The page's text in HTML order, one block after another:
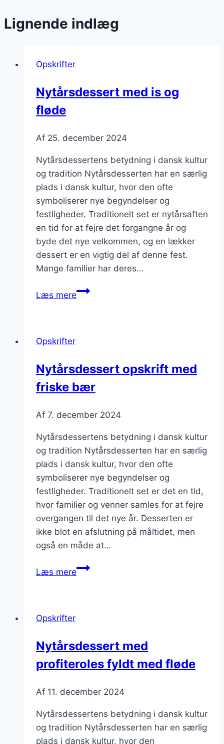
Lignende indlæg
Opskrifter
Nytårsdessert med is og
fløde
Af 25. december 2024
Nytårsdessertens betydning i dansk kultur
og tradition Nytårsdesserten har en særlig
plads i dansk kultur, hvor den ofte
symboliserer nye begyndelser og
festligheder. Traditionelt set er nytårsaften
en tid for at fejre det forgangne år og
byde det nye velkommen, og en lækker
dessert er en vigtig del af denne fest.
Mange familier har deres…
Læs mereNytårsdessert
Opskrifter
Nytårsdessert opskrift med
friske bær
Af 7. december 2024
Nytårsdessertens betydning i dansk kultur
og tradition Nytårsdesserten har en særlig
plads i dansk kultur, hvor den ofte
symboliserer nye begyndelser og
festligheder. Traditionelt set er det en tid,
hvor familier og venner samles for at fejre
overgangen til det nye år. Desserten er
ikke blot en afslutning på måltidet, men
også en måde at…
Læs mereNytårsdessert
Opskrifter
Nytårsdessert med
profiteroles fyldt med fløde
Af 11. december 2024
Nytårsdessertens betydning i dansk kultur
og tradition Nytårsdesserten har en særlig
plads i dansk kultur, hvor den